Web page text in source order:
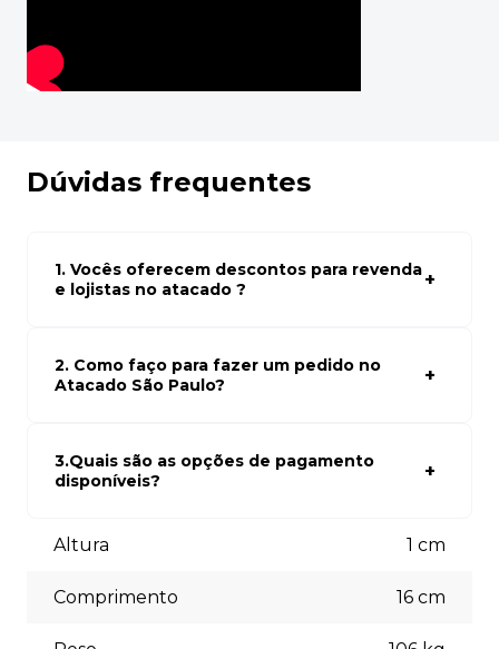
Dúvidas frequentes
1. Vocês oferecem descontos para revenda
e lojistas no atacado ?
atacado empresas e compre com os melhores preços
para seu modelo de negócio
2. Como faço para fazer um pedido no
Atacado São Paulo?
carrinho. Em seguida, siga as instruções para finalizar a
compra. Se precisar de ajuda, nossa equipe de suporte
está à disposição para auxiliá-lo.
3.Quais são as opções de pagamento
disponíveis?
(5% off) cartões de crédito, boleto bancário. Você pode
escolher a opção que melhor se adapte às suas
Altura 1 cm
Comprimento 16 cm